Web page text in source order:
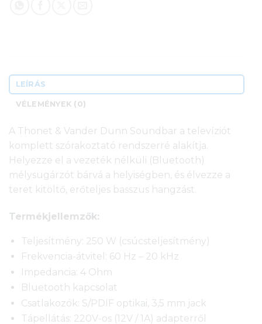
LEÍRÁS
VÉLEMÉNYEK (0)
A Thonet & Vander Dunn Soundbar a televíziót
komplett szórakoztató rendszerré alakítja.
Helyezze el a vezeték nélküli (Bluetooth)
mélysugárzót bárvá a helyiségben, és élvezze a
teret kitöltő, erőteljes basszus hangzást.
Termékjellemzők:
Teljesítmény: 250 W (csúcsteljesítmény)
Frekvencia-átvitel: 60 Hz – 20 kHz
Impedancia: 4 Ohm
Bluetooth kapcsolat
Csatlakozók: S/PDIF optikai, 3,5 mm jack
Tápellátás: 220V-os (12V / 1A) adapterről